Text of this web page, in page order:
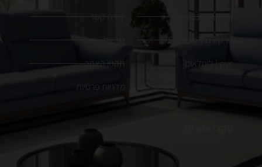
פרקט למינציה
פרקט נגד מים SPC
pvc | לינולאום
יצירת קשר
נגישות
תקנון האתר
מדניות פרטיות